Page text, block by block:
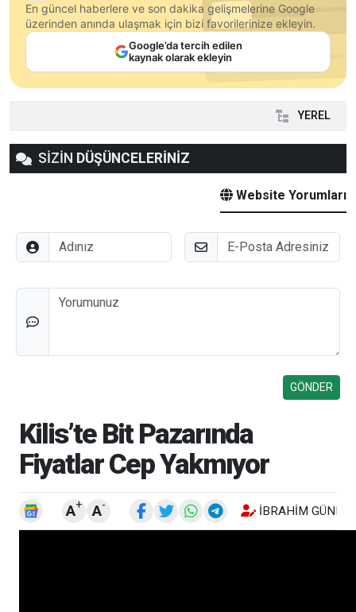
En güncel haberlere ve son dakika gelişmelerine Google
üzerinden anında ulaşmak için bizi favorilerinize ekleyin.
Google’da tercih edilen
kaynak olarak ekleyin
YEREL
SİZİN DÜŞÜNCELERİNİZ
Website Yorumları
Adınız E-Posta
Düşünceleriniz
Kilis’te Bit Pazarında
Fiyatlar Cep Yakmıyor
A+ A- İBRAHIM GÜNEŞ